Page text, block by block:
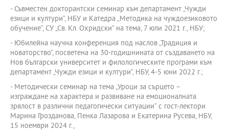
- Съвместен докторантски семинар към департамент „Чужди
езици и култури“, НБУ и Катедра „Методика на чуждоезиковото
обучение“, СУ „Св. Кл. Охридски“ на тема, 7 юли 2021 г., НБУ;
- Юбилейна научна конференция под наслов „Традиция и
новаторство“, посветена на 30-годишнината от създаването на
Нов български университет и филологическите програми към
департамент „Чужди езици и култури“, НБУ, 4-5 юни 2022 г.;
- Методически семинар на тема „Уроци за сърцето –
изграждане на характера и развиване на емоционалната
зрялост в различни педагогически ситуации“ с гост-лектори
Марина Грозданова, Пенка Лазарова и Екатерина Русева, НБУ,
15 ноември 2024 г.,